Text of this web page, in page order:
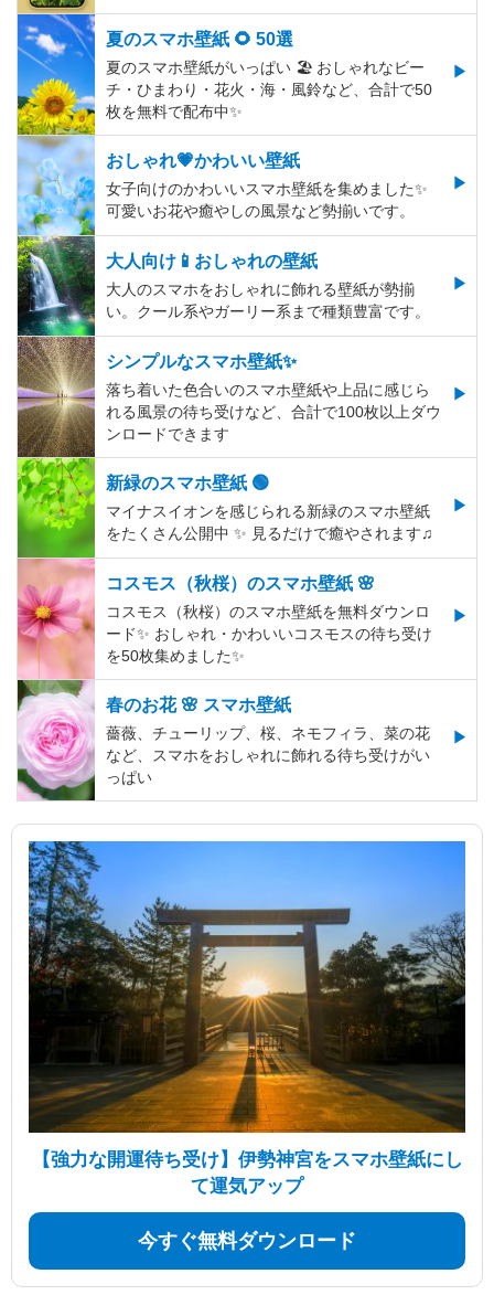
夏のスマホ壁紙 🌻 50選
夏のスマホ壁紙がいっぱい 🏖 おしゃれなビー
チ・ひまわり・花火・海・風鈴など、合計で50
枚を無料で配布中✨
おしゃれ💗かわいい壁紙
女子向けのかわいいスマホ壁紙を集めました✨
可愛いお花や癒やしの風景など勢揃いです。
大人向け📱おしゃれの壁紙
大人のスマホをおしゃれに飾れる壁紙が勢揃
い。クール系やガーリー系まで種類豊富です。
シンプルなスマホ壁紙✨
落ち着いた色合いのスマホ壁紙や上品に感じら
れる風景の待ち受けなど、合計で100枚以上ダウ
ンロードできます
新緑のスマホ壁紙 🟢
マイナスイオンを感じられる新緑のスマホ壁紙
をたくさん公開中 ✨ 見るだけで癒やされます♫
コスモス（秋桜）のスマホ壁紙 🌸
コスモス（秋桜）のスマホ壁紙を無料ダウンロ
ード✨️ おしゃれ・かわいいコスモスの待ち受け
を50枚集めました✨️
春のお花 🌸 スマホ壁紙
薔薇、チューリップ、桜、ネモフィラ、菜の花
など、スマホをおしゃれに飾れる待ち受けがい
っぱい
【強力な開運待ち受け】伊勢神宮をスマホ壁紙にし
て運気アップ
今すぐ無料ダウンロード